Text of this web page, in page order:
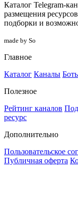
Каталог Telegram-
размещения
подборки и
made by So
Главное
Каталог Каналы
Полезное
Рейтинг каналов
ресурс
Дополнительно
Пользовательское
Публичная оферта